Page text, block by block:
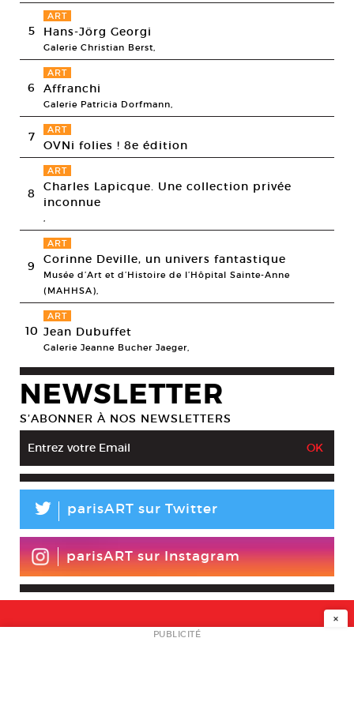
5
ART
Hans-Jörg Georgi
Galerie Christian Berst,
6
ART
Affranchi
Galerie Patricia Dorfmann,
7 ART
OVNi folies ! 8e édition
8
ART
Charles Lapicque. Une collection privée
inconnue
9
ART
Corinne Deville, un univers fantastique
Musée d’Art et d’Histoire de l’Hôpital Sainte-Anne
(MAHHSA),
10
ART
Jean Dubuffet
Galerie Jeanne Bucher Jaeger,
NEWSLETTER
S’ABONNER À NOS NEWSLETTERS
L parisART sur Twitter
parisART sur Instagram
NEWSLETTER
×
PUBLICITÉ